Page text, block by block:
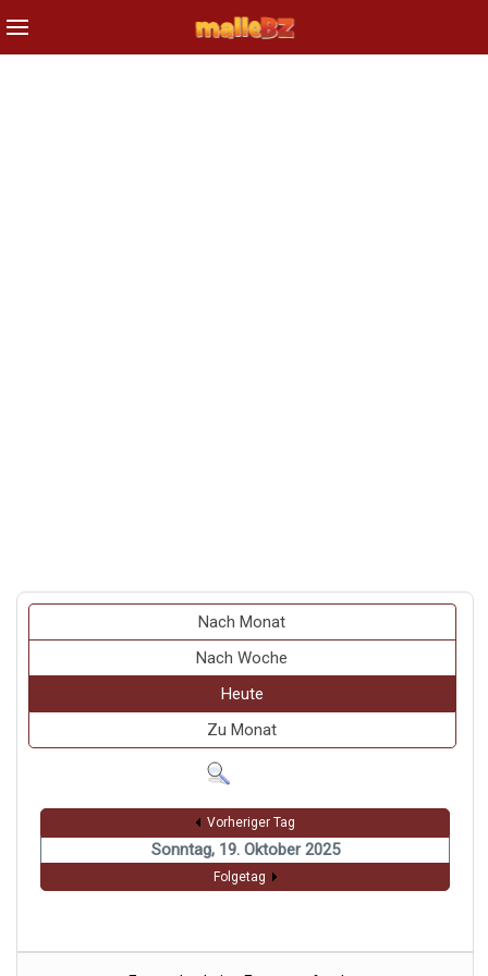
Nach Monat
Nach Woche
Heute
Zu Monat
Vorheriger Tag
Sonntag, 19. Oktober 2025
Folgetag